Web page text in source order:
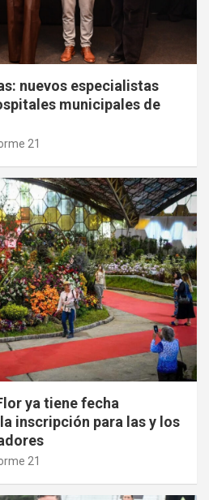
nuevos especialistas
municipales de
21
ya tiene fecha
inscripción para las y los
21